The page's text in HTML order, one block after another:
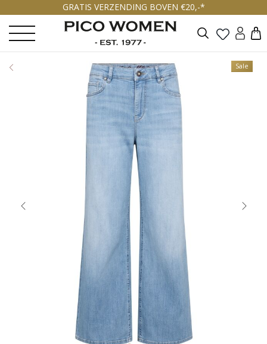
GRATIS VERZENDING BOVEN €20,-*
Zoeken
Sale